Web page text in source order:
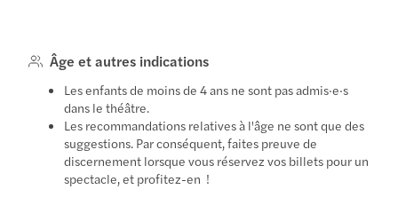
Âge et autres indications
Les enfants de moins de 4 ans ne sont pas admis·e·s
dans le théâtre.
Les recommandations relatives à l'âge ne sont que des
suggestions. Par conséquent, faites preuve de
discernement lorsque vous réservez vos billets pour un
spectacle, et profitez-en !